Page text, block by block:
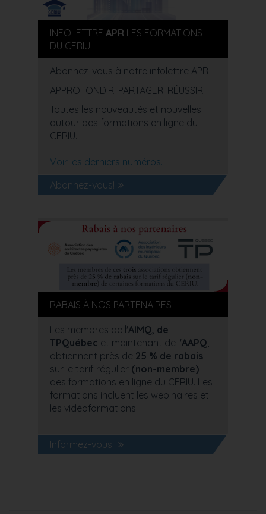
INFOLETTRE APR LES FORMATIONS
DU CERIU
Abonnez-vous à notre infolettre APR
APPROFONDIR. PARTAGER. RÉUSSIR.
Toutes les nouveautés et nouvelles
autour des formations en ligne du
CERIU.
Voir les derniers numéros.
Abonnez-vous!
RABAIS À NOS PARTENAIRES
Les membres de l'AIMQ, de
TPQuébec et maintenant de l'AAPQ,
obtiennent près de 25 % de rabais
sur le tarif régulier (non-membre)
des formations en ligne du CERIU. Les
formations incluent les webinaires et
les vidéoformations.
Informez-vous